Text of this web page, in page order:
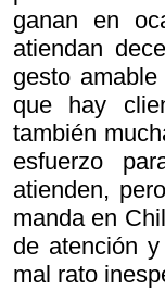
ganan en
atiendan
gesto
que hay
también
esfuerzo
atienden,
manda en
de atención
mal rato